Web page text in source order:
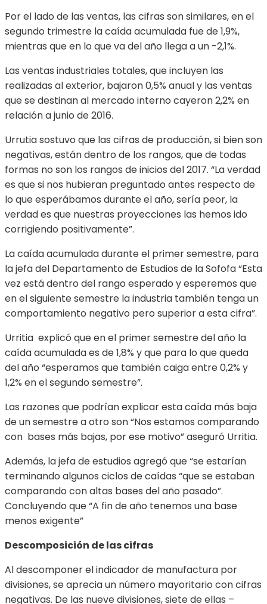
Por el lado de las ventas, las cifras son similares, en el
segundo trimestre la caída acumulada fue de 1,9%,
mientras que en lo que va del año llega a un -2,1%.
Las ventas industriales totales, que incluyen las
realizadas al exterior, bajaron 0,5% anual y las ventas
que se destinan al mercado interno cayeron 2,2% en
relación a junio de 2016.
Urrutia sostuvo que las cifras de producción, si bien son
negativas, están dentro de los rangos, que de todas
formas no son los rangos de inicios del 2017. “La verdad
es que si nos hubieran preguntado antes respecto de
lo que esperábamos durante el año, sería peor, la
verdad es que nuestras proyecciones las hemos ido
corrigiendo positivamente”.
La caída acumulada durante el primer semestre, para
la jefa del Departamento de Estudios de la Sofofa “Esta
vez está dentro del rango esperado y esperemos que
en el siguiente semestre la industria también tenga un
comportamiento negativo pero superior a esta cifra”.
Urritia explicó que en el primer semestre del año la
caída acumulada es de 1,8% y que para lo que queda
del año “esperamos que también caiga entre 0,2% y
1,2% en el segundo semestre”.
Las razones que podrían explicar esta caída más baja
de un semestre a otro son “Nos estamos comparando
con bases más bajas, por ese motivo” aseguró Urritia.
Además, la jefa de estudios agregó que “se estarían
terminando algunos ciclos de caídas “que se estaban
comparando con altas bases del año pasado”.
Concluyendo que “A fin de año tenemos una base
menos exigente”
Descomposición de las cifras
Al descomponer el indicador de manufactura por
divisiones, se aprecia un número mayoritario con cifras
negativas. De las nueve divisiones, siete de ellas –